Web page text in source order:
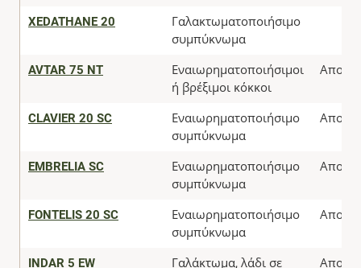
XEDATHANE 20
Γαλακτωματοποιήσιμο
συμπύκνωμα
AVTAR 75 NT
Εναιωρηματοποιήσιμοι
ή βρέξιμοι κόκκοι
CLAVIER 20 SC
Εναιωρηματοποιήσιμο
συμπύκνωμα
EMBRELIA SC
Εναιωρηματοποιήσιμο
συμπύκνωμα
FONTELIS 20 SC
Εναιωρηματοποιήσιμο
συμπύκνωμα
INDAR 5 EW Γαλάκτωμα, λάδι σε